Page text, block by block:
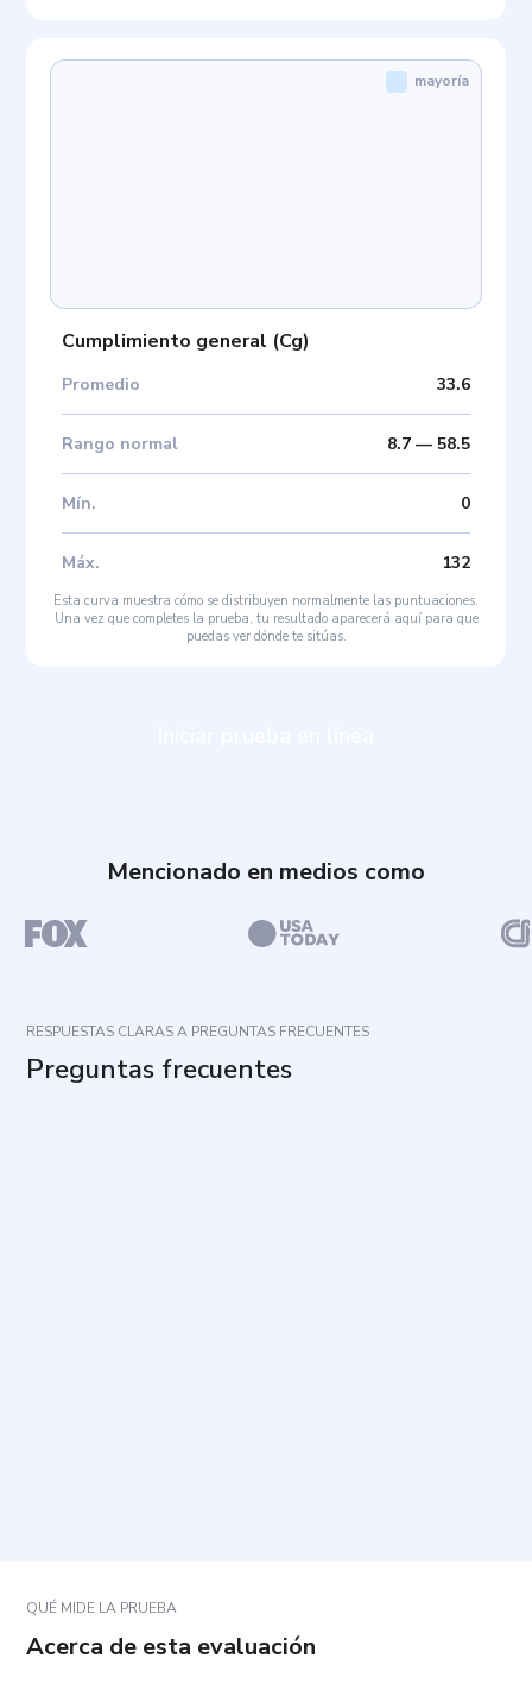
Cumplimiento general (Cg)
Promedio 33.6
Rango normal 8.7— 58.5
Mín. 0
Máx. 132
mayoría
Esta curva muestra cómo se distribuyen normalmente las puntuaciones.
Una vez que completes la prueba, tu resultado aparecerá aquí para que
puedas ver dónde te sitúas.
Mencionado en medios como
RESPUESTAS CLARAS A PREGUNTAS FRECUENTES
Preguntas frecuentes
QUÉ MIDE LA PRUEBA
Acerca de esta evaluación